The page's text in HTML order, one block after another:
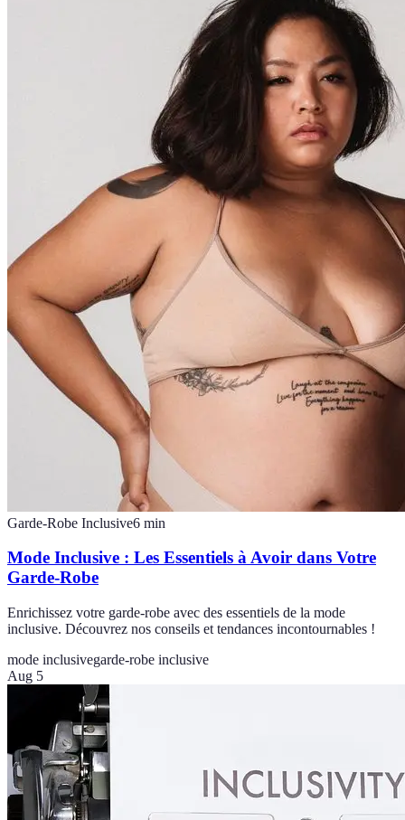
Garde-Robe Inclusive6 min
Mode Inclusive : Les Essentiels à Avoir dans Votre
Garde-Robe
Enrichissez votre garde-robe avec des essentiels de la mode
inclusive. Découvrez nos conseils et tendances incontournables !
mode inclusivegarde-robe inclusive
Aug 5